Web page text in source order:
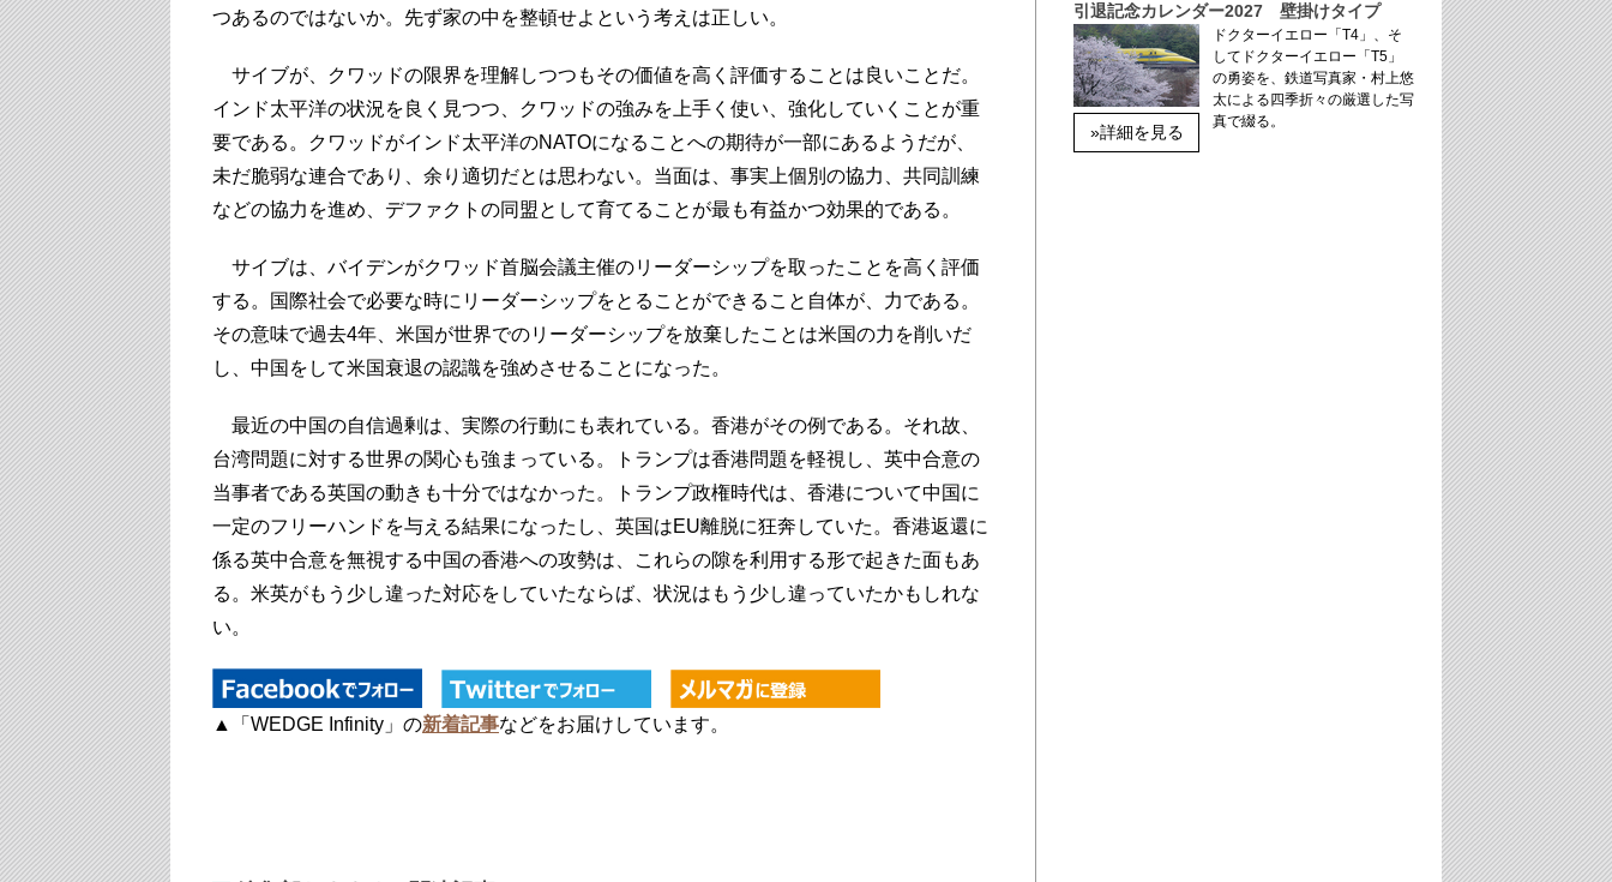
つあるのではないか。先ず家の中を整頓せよという考えは正しい。
サイブが、クワッドの限界を理解しつつもその価値を高く評価することは良いことだ。
インド太平洋の状況を良く見つつ、クワッドの強みを上手く使い、強化していくことが重
要である。クワッドがインド太平洋のNATOになることへの期待が一部にあるようだが、
未だ脆弱な連合であり、余り適切だとは思わない。当面は、事実上個別の協力、共同訓練
などの協力を進め、デファクトの同盟として育てることが最も有益かつ効果的である。
サイブは、バイデンがクワッド首脳会議主催のリーダーシップを取ったことを高く評価
する。国際社会で必要な時にリーダーシップをとることができること自体が、力である。
その意味で過去4年、米国が世界でのリーダーシップを放棄したことは米国の力を削いだ
し、中国をして米国衰退の認識を強めさせることになった。
最近の中国の自信過剰は、実際の行動にも表れている。香港がその例である。それ故、
台湾問題に対する世界の関心も強まっている。トランプは香港問題を軽視し、英中合意の
当事者である英国の動きも十分ではなかった。トランプ政権時代は、香港について中国に
一定のフリーハンドを与える結果になったし、英国はEU離脱に狂奔していた。香港返還に
係る英中合意を無視する中国の香港への攻勢は、これらの隙を利用する形で起きた面もあ
る。米英がもう少し違った対応をしていたならば、状況はもう少し違っていたかもしれな
い。
▲「WEDGE Infinity」の新着記事などをお届けしています。
引退記念カレンダー2027 壁掛けタイプ
»詳細を見る
ドクターイエロー「T4」、そ
してドクターイエロー「T5」
の勇姿を、鉄道写真家・村上悠
太による四季折々の厳選した写
真で綴る。